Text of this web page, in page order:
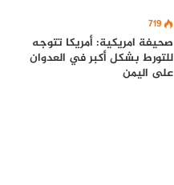
719
صحيفة امريكية: أمريكا تتوجه
للتورط بشكل أكبر في العدوان
على اليمن